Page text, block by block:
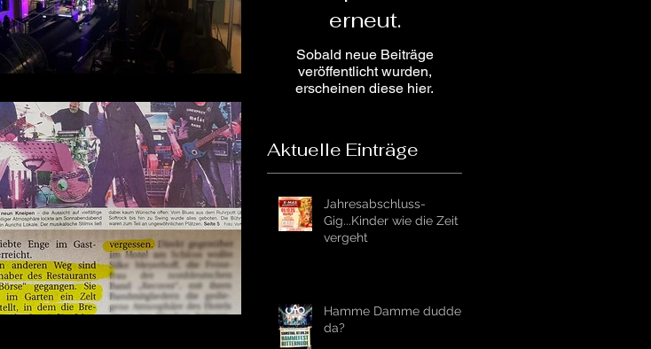
erneut.
Sobald neue Beiträge
veröffentlicht wurden,
erscheinen diese hier.
Aktuelle Einträge
Jahresabschluss-
Gig...Kinder wie die Zeit
vergeht
Hamme Damme dudde
da?